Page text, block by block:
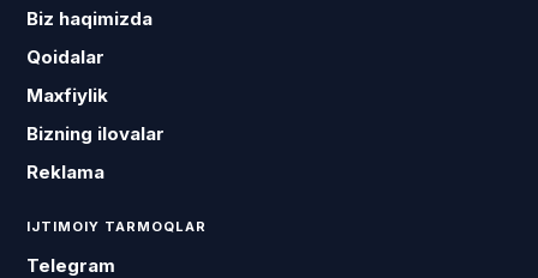
Biz haqimizda
Qoidalar
Maxfiylik
Bizning ilovalar
Reklama
IJTIMOIY TARMOQLAR
Telegram